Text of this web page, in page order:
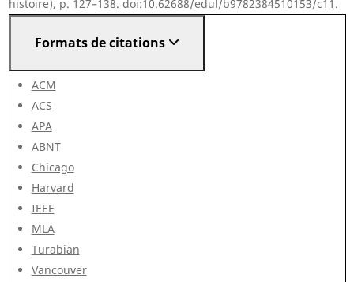
histoire), p. 127–138. doi:10.62688/edul/b9782384510153/c11 .
Formats de citations
ACM
ACS
APA
ABNT
Chicago
Harvard
IEEE
MLA
Turabian
Vancouver